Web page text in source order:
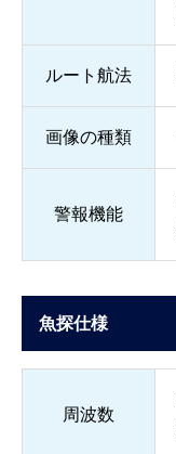
ルート航法
画像の種類
警報機能
魚探仕様
周波数